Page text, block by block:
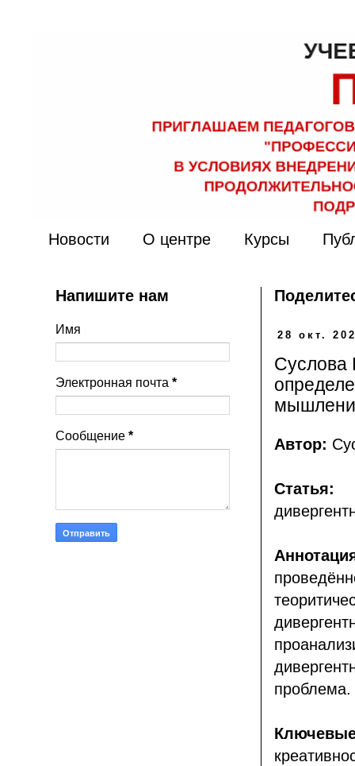
Новости О центре Курсы
28 окт.
Суслова
Автор:
Статья:
проблема.
Напишите нам
Имя
Электронная почта *
Сообщение *